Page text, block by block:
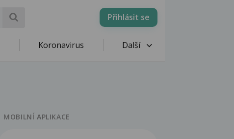
Přihlásit se
Koronavirus Další
MOBILNÍ APLIKACE